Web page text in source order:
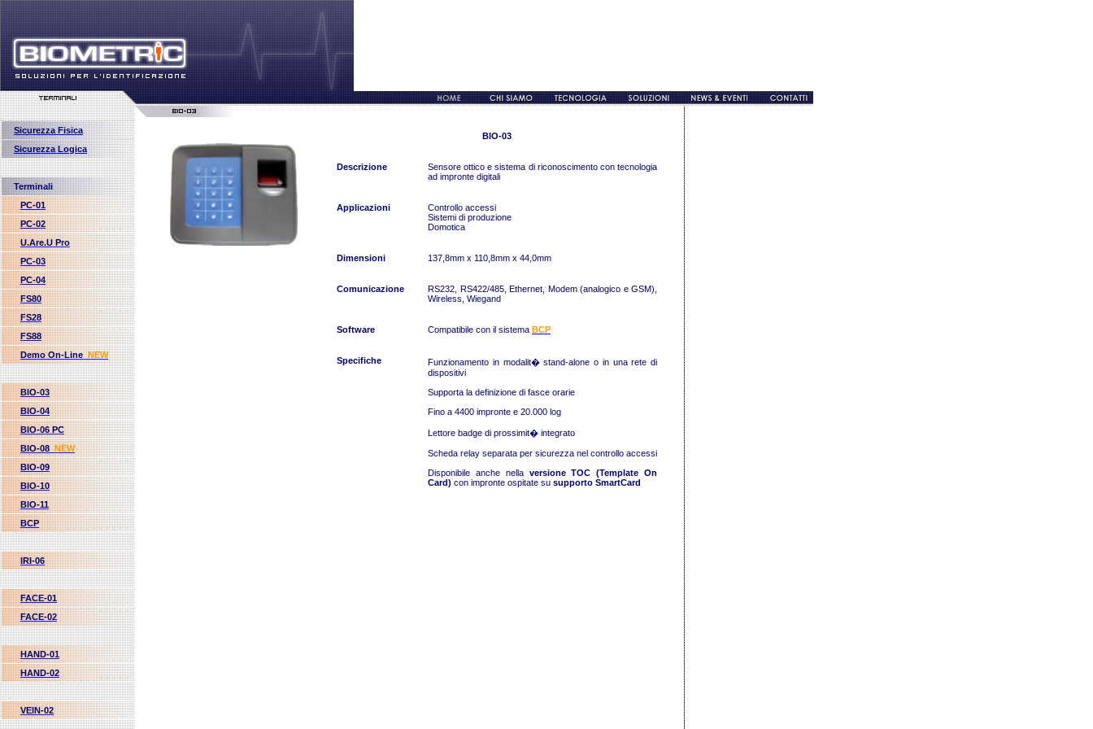
Sicurezza Fisica
Sicurezza Logica
Terminali
PC-01
PC-02
U.Are.U Pro
PC-03
PC-04
FS80
FS28
FS88
Demo On-LineNEW
BIO-03
BIO-04
BIO-06 PC
BIO-08NEW
BIO-09
BIO-10
BIO-11
BCP
IRI-06
FACE-01
FACE-02
HAND-01
HAND-02
VEIN-02
BIO-03
Descrizione
Sensore ottico e sistema di riconoscimento con tecnologia
ad impronte digitali
Applicazioni
Controllo accessi
Sistemi di produzione
Domotica
Dimensioni 137,8mm x 110,8mm x 44,0mm
Comunicazione
RS232, RS422/485, Ethernet, Modem (analogico e GSM),
Wireless, Wiegand
Software Compatibile con il sistema BCP
Specifiche
Funzionamento in modalit� stand-alone o in una rete di
dispositivi
Supporta la definizione di fasce orarie
Fino a 4400 impronte e 20.000 log
Lettore badge di prossimit� integrato
Scheda relay separata per sicurezza nel controllo accessi
Disponibile anche nella versione TOC (Template On
Card) con impronte ospitate su supporto SmartCard